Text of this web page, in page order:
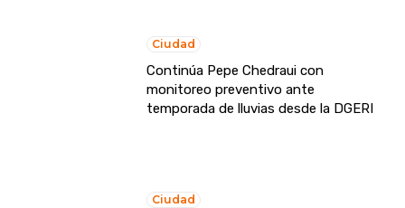
Ciudad
Continúa Pepe Chedraui con
monitoreo preventivo ante
temporada de lluvias desde la DGERI
Ciudad